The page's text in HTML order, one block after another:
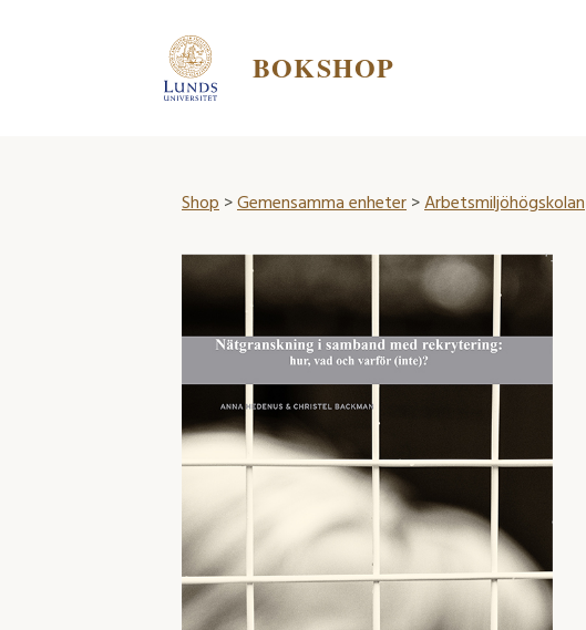
BOKSHOP
Shop>Gemensamma enheter>Arbetsmiljöhögskolan